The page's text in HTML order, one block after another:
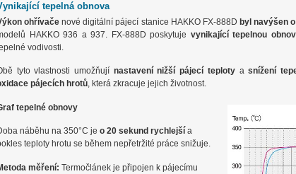
tepelná obnova
ohřívače nové digitální pájecí stanice HAKKO FX-888D byl navýšen
HAKKO 936 a 937. FX-888D poskytuje vynikající tepelnou
vodivosti.
tyto vlastnosti umožňují nastavení nižší pájecí teplotyasnížení
pájecích hrotů, která zkracuje jejich životnost.
tepelné obnovy
náběhu na 350°C je o 20 sekund rychlejší a
teploty hrotu se během nepřetržité práce snižuje.
měření: Termočlánek je připojen k pájecímu